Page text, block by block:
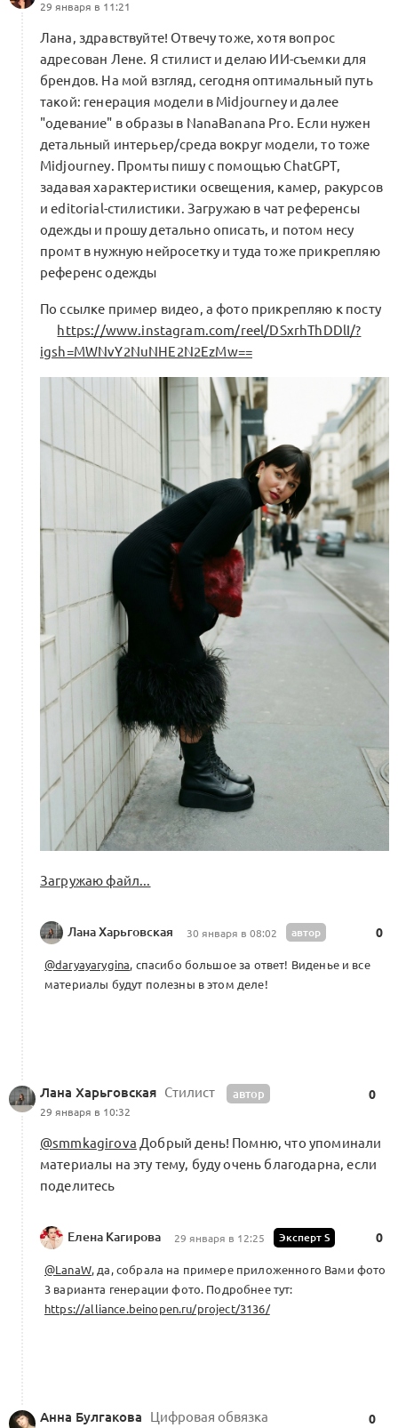
29 января в 11:21
Лана, здравствуйте! Отвечу тоже, хотя вопрос
адресован Лене. Я стилист и делаю ИИ-съемки для
брендов. На мой взгляд, сегодня оптимальный путь
такой: генерация модели в Midjourney и далее
"одевание" в образы в NanaBanana Pro. Если нужен
детальный интерьер/среда вокруг модели, то тоже
Midjourney. Промты пишу с помощью ChatGPT,
задавая характеристики освещения, камер, ракурсов
и editorial-стилистики. Загружаю в чат референсы
одежды и прошу детально описать, и потом несу
промт в нужную нейросетку и туда тоже прикрепляю
референс одежды
По ссылке пример видео, а фото прикрепляю к посту
https://www.instagram.com/reel/DSxrhThDDlI/?
igsh=MWNvY2NuNHE2N2EzMw==
Загружаю файл...
Лана Харьговская 30 января в 08:02 автор 0
@daryayarygina, спасибо большое за ответ! Виденье и все
материалы будут полезны в этом деле!
Лана Харьговская Стилист автор
29 января в 10:32
0
@smmkagirova Добрый день! Помню, что упоминали
материалы на эту тему, буду очень благодарна, если
поделитесь
Елена Кагирова 29 января в 12:25 Эксперт S 0
@LanaW, да, собрала на примере приложенного Вами фото
3 варианта генерации фото. Подробнее тут:
https://alliance.beinopen.ru/project/3136/
Анна Булгакова Цифровая обвязка 0